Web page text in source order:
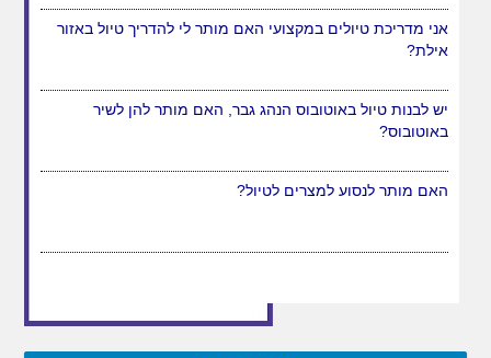
אני מדריכת טיולים במקצועי האם מותר לי להדריך טיול באזור
אילת?
יש לבנות טיול באוטובוס הנהג גבר, האם מותר להן לשיר
באוטובוס?
האם מותר לנסוע למצרים לטיול?